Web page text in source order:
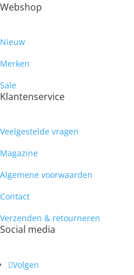
Webshop
Nieuw
Merken
Sale
Klantenservice
Veelgestelde vragen
Magazine
Algemene voorwaarden
Contact
Verzenden & retourneren
Social media
Volgen